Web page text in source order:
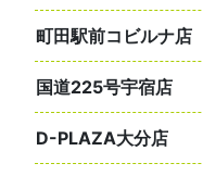
町田駅前コビルナ店
国道225号宇宿店
D-PLAZA大分店